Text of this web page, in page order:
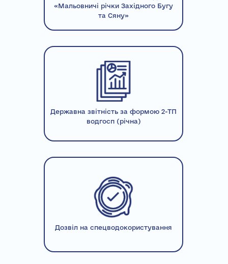
«Мальовничі річки Західного Бугу
та Сяну»
Державна звітність за формою 2-ТП
водгосп (річна)
Дозвіл на спецводокористування